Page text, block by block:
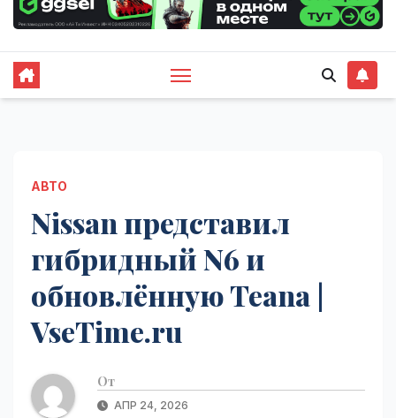
АВТО
Nissan представил
гибридный N6 и
обновлённую Teana |
VseTime.ru
От
АПР 24, 2026